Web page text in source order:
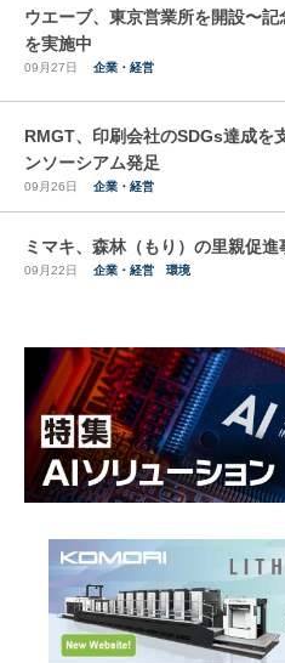
ウエーブ、東京営業所を開設〜記
を実施中
09月27日 企業・経営
RMGT、印刷会社のSDGs達成を
ンソーシアム発足
09月26日 企業・経営
ミマキ、森林（もり）の里親促進
09月22日 企業・経営 環境